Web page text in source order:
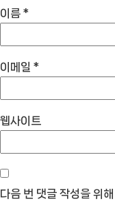
이름 *
이메일 *
웹사이트
다음 번 댓글 작성을 위